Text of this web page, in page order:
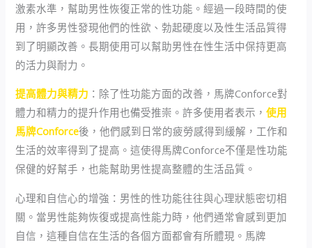
激素水準，幫助男性恢復正常的性功能。經過一段時間的使
用，許多男性發現他們的性欲、勃起硬度以及性生活品質得
到了明顯改善。長期使用可以幫助男性在性生活中保持更高
的活力與耐力。
提高體力與精力 ：除了性功能方面的改善，馬牌Conforce對
體力和精力的提升作用也備受推崇。許多使用者表示，使用
馬牌Conforce後，他們感到日常的疲勞感得到緩解，工作和
生活的效率得到了提高。這使得馬牌Conforce不僅是性功能
保健的好幫手，也能幫助男性提高整體的生活品質。
心理和自信心的增強：男性的性功能往往與心理狀態密切相
關。當男性能夠恢復或提高性能力時，他們通常會感到更加
自信，這種自信在生活的各個方面都會有所體現。馬牌